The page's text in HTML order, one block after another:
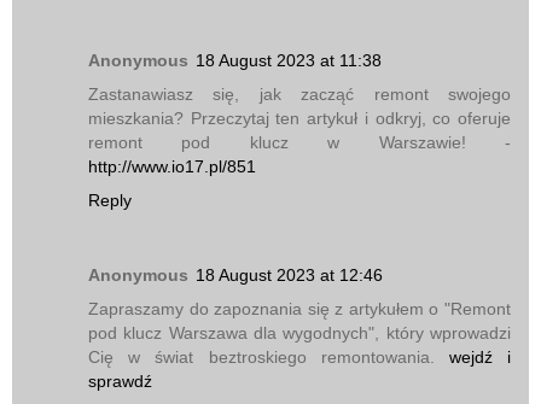
Anonymous 18 August 2023 at 11:38
Zastanawiasz się, jak zacząć remont swojego
mieszkania? Przeczytaj ten artykuł i odkryj, co oferuje
remont pod klucz w Warszawie! -
http://www.io17.pl/851
Reply
Anonymous 18 August 2023 at 12:46
Zapraszamy do zapoznania się z artykułem o "Remont
pod klucz Warszawa dla wygodnych", który wprowadzi
Cię w świat beztroskiego remontowania. wejdź i
sprawdź